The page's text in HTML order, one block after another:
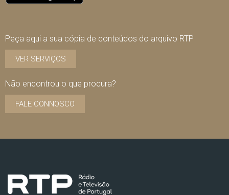
Peça aqui a sua cópia de conteúdos do arquivo RTP
VER SERVIÇOS
Não encontrou o que procura?
FALE CONNOSCO